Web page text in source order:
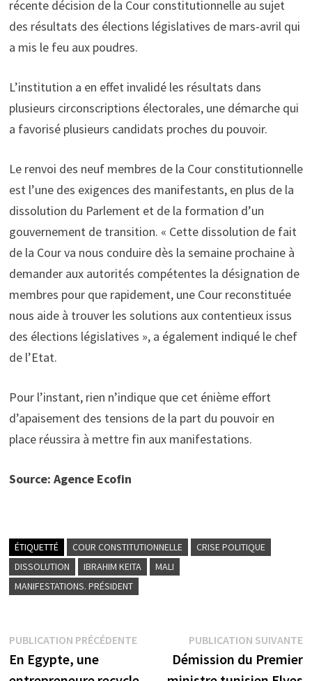
récente décision de la Cour constitutionnelle au sujet
des résultats des élections législatives de mars-avril qui
a mis le feu aux poudres.
L’institution a en effet invalidé les résultats dans
plusieurs circonscriptions électorales, une démarche qui
a favorisé plusieurs candidats proches du pouvoir.
Le renvoi des neuf membres de la Cour constitutionnelle
est l’une des exigences des manifestants, en plus de la
dissolution du Parlement et de la formation d’un
gouvernement de transition. « Cette dissolution de fait
de la Cour va nous conduire dès la semaine prochaine à
demander aux autorités compétentes la désignation de
membres pour que rapidement, une Cour reconstituée
nous aide à trouver les solutions aux contentieux issus
des élections législatives », a également indiqué le chef
de l’Etat.
Pour l’instant, rien n’indique que cet énième effort
d’apaisement des tensions de la part du pouvoir en
place réussira à mettre fin aux manifestations.
Source: Agence Ecofin
ÉTIQUETTÉ COUR CONSTITUTIONNELLE
CRISE POLITIQUE
DISSOLUTION
IBRAHIM KEITA
MALI
MANIFESTATIONS. PRÉSIDENT
Navigation
de
PUBLICATION PRÉCÉDENTEPublication
précédente :
En Egypte, une
PUBLICATION SUIVANTE
Démission du Premier